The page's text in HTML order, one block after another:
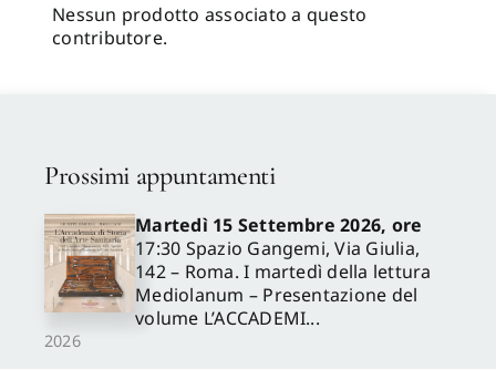
Newsletter
Nessun prodotto associato a questo
contributore.
Prossimi appuntamenti
2026
Martedì 15 Settembre 2026, ore
17:30 Spazio Gangemi, Via Giulia,
142 – Roma. I martedì della lettura
Mediolanum – Presentazione del
volume L’ACCADEMI...